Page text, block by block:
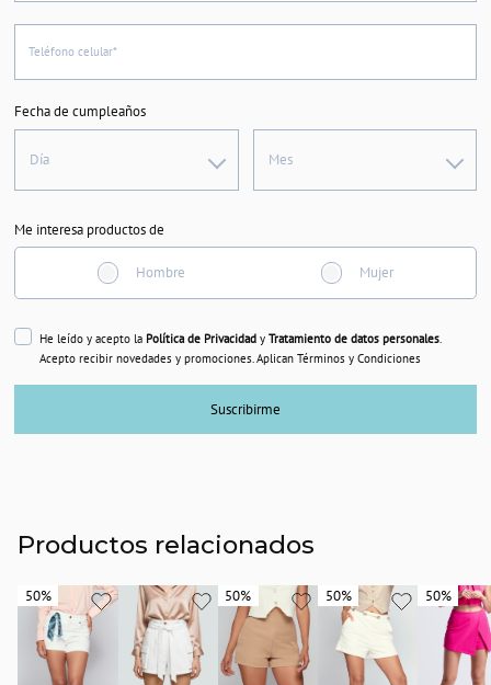
Teléfono celular*
Fecha de cumpleaños
Día Mes
Me interesa productos de
Hombre Mujer
He leído y acepto la Política de Privacidady Tratamiento de datos personales.
Acepto recibir novedades y promociones. Aplican Términos y Condiciones
Suscribirme
Productos relacionados
50%
50% 50%
50% 50%
50% 50%
50%